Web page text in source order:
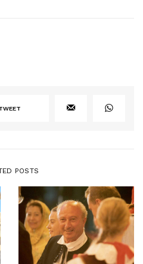
POSTS